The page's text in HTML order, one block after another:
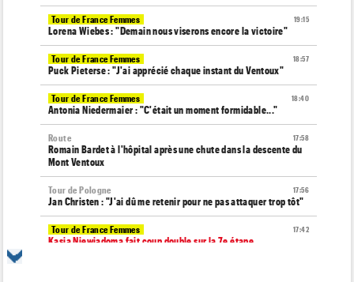
19:15
Tour de France Femmes
Lorena Wiebes : "Demain nous viserons encore la victoire"
18:57
Tour de France Femmes
Puck Pieterse : "J'ai apprécié chaque instant du Ventoux"
18:40
Tour de France Femmes
Antonia Niedermaier : "C'était un moment formidable..."
17:58
Route
Romain Bardet à l'hôpital après une chute dans la descente du
Mont Ventoux
17:56
Tour de Pologne
Jan Christen : "J'ai dû me retenir pour ne pas attaquer trop tôt"
17:42
Tour de France Femmes
Kasia Niewiadoma fait coup double sur la 7e étape